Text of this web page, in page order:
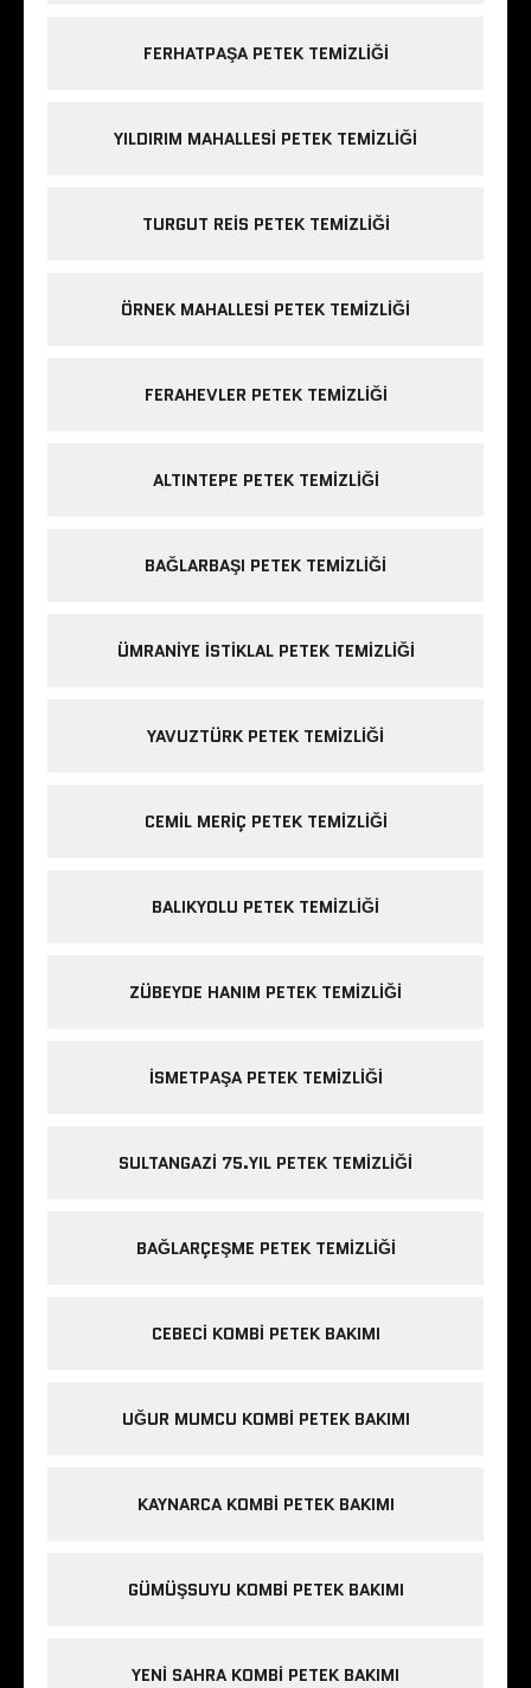
FERHATPAŞA PETEK TEMIZLIĞI
YILDIRIM MAHALLESI PETEK TEMIZLIĞI
TURGUT REIS PETEK TEMIZLIĞI
ÖRNEK MAHALLESI PETEK TEMIZLIĞI
FERAHEVLER PETEK TEMIZLIĞI
ALTINTEPE PETEK TEMIZLIĞI
BAĞLARBAŞI PETEK TEMIZLIĞI
ÜMRANIYE ISTIKLAL PETEK TEMIZLIĞI
YAVUZTÜRK PETEK TEMIZLIĞI
CEMIL MERIÇ PETEK TEMIZLIĞI
BALIKYOLU PETEK TEMIZLIĞI
ZÜBEYDE HANIM PETEK TEMIZLIĞI
ISMETPAŞA PETEK TEMIZLIĞI
SULTANGAZI 75.YIL PETEK TEMIZLIĞI
BAĞLARÇEŞME PETEK TEMIZLIĞI
CEBECI KOMBI PETEK BAKIMI
UĞUR MUMCU KOMBI PETEK BAKIMI
KAYNARCA KOMBI PETEK BAKIMI
GÜMÜŞSUYU KOMBI PETEK BAKIMI
YENI SAHRA KOMBI PETEK BAKIMI